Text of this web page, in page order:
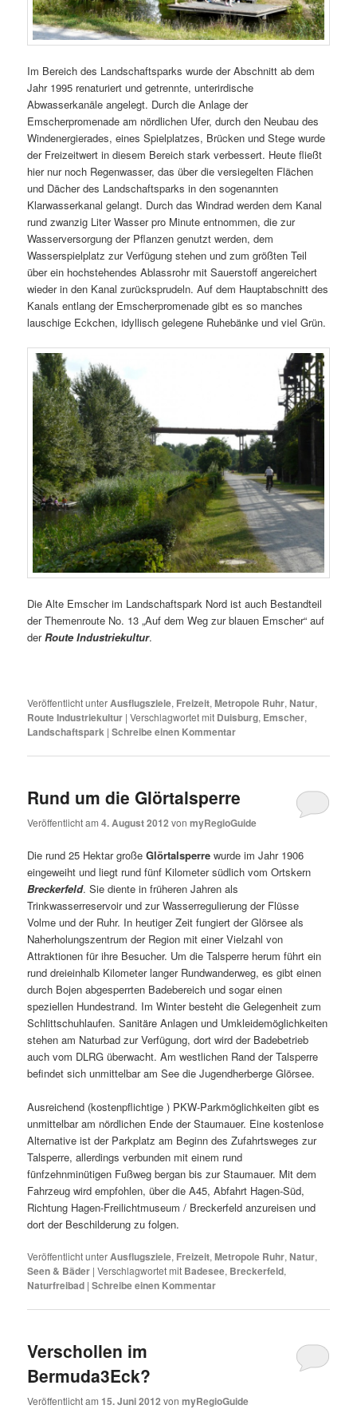
Im Bereich des Landschaftsparks wurde der Abschnitt ab dem
Jahr 1995 renaturiert und getrennte, unterirdische
Abwasserkanäle angelegt. Durch die Anlage der
Emscherpromenade am nördlichen Ufer, durch den Neubau des
Windenergierades, eines Spielplatzes, Brücken und Stege wurde
der Freizeitwert in diesem Bereich stark verbessert. Heute fließt
hier nur noch Regenwasser, das über die versiegelten Flächen
und Dächer des Landschaftsparks in den sogenannten
Klarwasserkanal gelangt. Durch das Windrad werden dem Kanal
rund zwanzig Liter Wasser pro Minute entnommen, die zur
Wasserversorgung der Pflanzen genutzt werden, dem
Wasserspielplatz zur Verfügung stehen und zum größten Teil
über ein hochstehendes Ablassrohr mit Sauerstoff angereichert
wieder in den Kanal zurücksprudeln. Auf dem Hauptabschnitt des
Kanals entlang der Emscherpromenade gibt es so manches
lauschige Eckchen, idyllisch gelegene Ruhebänke und viel Grün.
Die Alte Emscher im Landschaftspark Nord ist auch Bestandteil
der Themenroute No. 13 „Auf dem Weg zur blauen Emscher“ auf
derRoute Industriekultur.
Veröffentlicht unterAusflugsziele, Freizeit,Metropole Ruhr, Natur,
Route Industriekultur |Verschlagwortet mit Duisburg, Emscher,
Landschaftspark |Schreibe einen Kommentar
Rund um die Glörtalsperre
Veröffentlicht am4. August 2012 vonmyRegioGuide
Die rund 25 Hektar großeGlörtalsperre wurde im Jahr 1906
eingeweiht und liegt rund fünf Kilometer südlich vom Ortskern
Breckerfeld. Sie diente in früheren Jahren als
Trinkwasserreservoir und zur Wasserregulierung der Flüsse
Volme und der Ruhr. In heutiger Zeit fungiert der Glörsee als
Naherholungszentrum der Region mit einer Vielzahl von
Attraktionen für ihre Besucher. Um die Talsperre herum führt ein
rund dreieinhalb Kilometer langer Rundwanderweg, es gibt einen
durch Bojen abgesperrten Badebereich und sogar einen
speziellen Hundestrand. Im Winter besteht die Gelegenheit zum
Schlittschuhlaufen. Sanitäre Anlagen und Umkleidemöglichkeiten
stehen am Naturbad zur Verfügung, dort wird der Badebetrieb
auch vom DLRG überwacht. Am westlichen Rand der Talsperre
befindet sich unmittelbar am See die Jugendherberge Glörsee.
Ausreichend (kostenpflichtige ) PKW-Parkmöglichkeiten gibt es
unmittelbar am nördlichen Ende der Staumauer. Eine kostenlose
Alternative ist der Parkplatz am Beginn des Zufahrtsweges zur
Talsperre, allerdings verbunden mit einem rund
fünfzehnminütigen Fußweg bergan bis zur Staumauer. Mit dem
Fahrzeug wird empfohlen, über die A45, Abfahrt Hagen-Süd,
Richtung Hagen-Freilichtmuseum / Breckerfeld anzureisen und
dort der Beschilderung zu folgen.
Veröffentlicht unterAusflugsziele, Freizeit,Metropole Ruhr, Natur,
Seen & Bäder |Verschlagwortet mit Badesee, Breckerfeld,
Naturfreibad |Schreibe einen Kommentar
Verschollen im
Bermuda3Eck?
Veröffentlicht am 15. Juni 2012 vonmyRegioGuide